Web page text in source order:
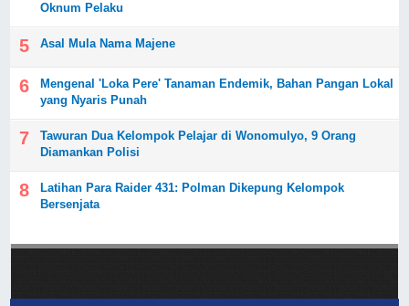
Oknum Pelaku
Asal Mula Nama Majene
Mengenal 'Loka Pere' Tanaman Endemik, Bahan Pangan Lokal
yang Nyaris Punah
Tawuran Dua Kelompok Pelajar di Wonomulyo, 9 Orang
Diamankan Polisi
Latihan Para Raider 431: Polman Dikepung Kelompok
Bersenjata